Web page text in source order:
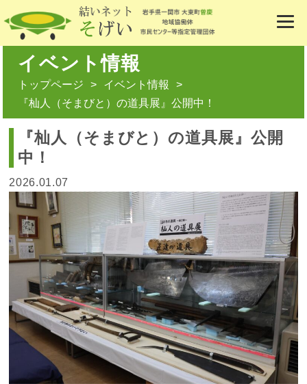
イベント情報
トップページ
イベント情報
『杣人（そまびと）の道具展』公開中！
『杣人（そまびと）の道具展』公開
中！
2026.01.07